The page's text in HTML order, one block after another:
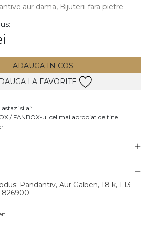
aur dama, Bijuterii fara pietre
ADAUGA IN COS
LA FAVORITE
si ai:
/ FANBOX-ul cel mai apropiat de tine
Pandantiv, Aur Galben, 18 k, 1.13
826900